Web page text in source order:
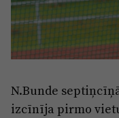
N.Bunde
izcīnīja pirmo